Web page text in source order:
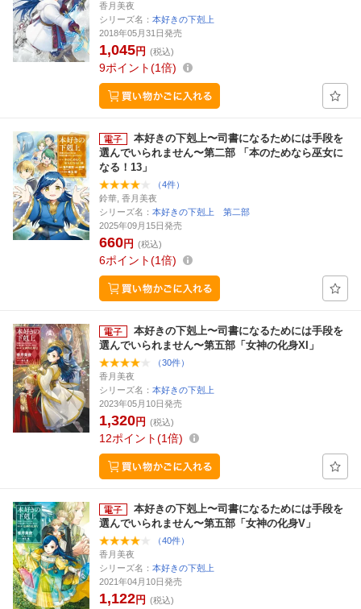
香月美夜
シリーズ名： 本好きの下剋上
2018年05月31日発売
1,045円 (税込)
9ポイント 1倍
本好きの下剋上〜司書になるためには手段を
選んでいられません〜第二部 「本のためなら巫女に
なる！13」
（4件）
鈴華, 香月美夜
シリーズ名： 本好きの下剋上 第二部
2025年09月15日発売
660円 (税込)
6ポイント 1倍
本好きの下剋上〜司書になるためには手段を
選んでいられません〜第五部「女神の化身XI」
（30件）
香月美夜
シリーズ名： 本好きの下剋上
2023年05月10日発売
1,320円 (税込)
12ポイント 1倍
本好きの下剋上〜司書になるためには手段を
選んでいられません〜第五部「女神の化身V」
（40件）
香月美夜
シリーズ名： 本好きの下剋上
2021年04月10日発売
1,122円 (税込)